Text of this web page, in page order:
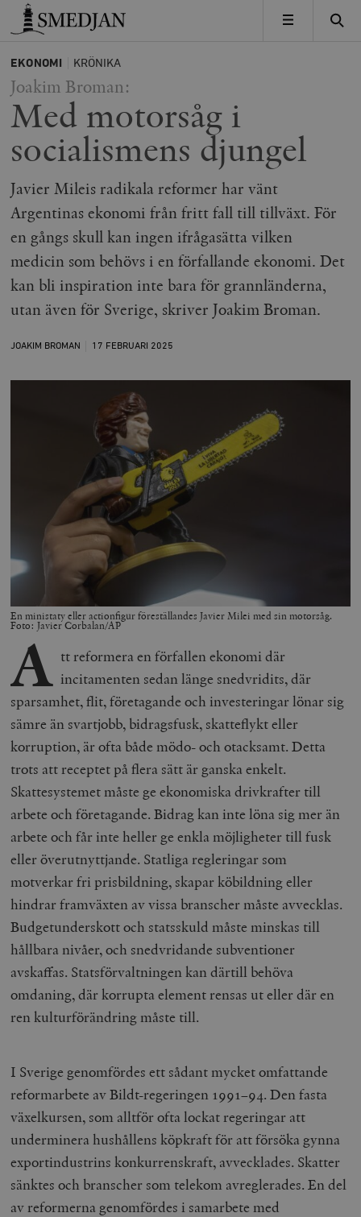
Timbro
MENY
EKONOMI KRÖNIKA
Joakim Broman:
Med motorsåg i
socialismens djungel
Javier Mileis radikala reformer har vänt
Argentinas ekonomi från fritt fall till tillväxt. För
en gångs skull kan ingen ifrågasätta vilken
medicin som behövs i en förfallande ekonomi. Det
kan bli inspiration inte bara för grannländerna,
utan även för Sverige, skriver Joakim Broman.
JOAKIM BROMAN 17 FEBRUARI 2025
En ministaty eller actionfigur föreställandes Javier Milei med sin motorsåg.
Foto: Javier Corbalan/AP
A tt reformera en förfallen ekonomi där
incitamenten sedan länge snedvridits, där
sparsamhet, flit, företagande och investeringar lönar sig
sämre än svartjobb, bidragsfusk, skatteflykt eller
korruption, är ofta både mödo- och otacksamt. Detta
trots att receptet på flera sätt är ganska enkelt.
Skattesystemet måste ge ekonomiska drivkrafter till
arbete och företagande. Bidrag kan inte löna sig mer än
arbete och får inte heller ge enkla möjligheter till fusk
eller överutnyttjande. Statliga regleringar som
motverkar fri prisbildning, skapar köbildning eller
hindrar framväxten av vissa branscher måste avvecklas.
Budgetunderskott och statsskuld måste minskas till
hållbara nivåer, och snedvridande subventioner
avskaffas. Statsförvaltningen kan därtill behöva
omdaning, där korrupta element rensas ut eller där en
ren kulturförändring måste till.
I Sverige genomfördes ett sådant mycket omfattande
reformarbete av Bildt-regeringen 1991–94. Den fasta
växelkursen, som alltför ofta lockat regeringar att
underminera hushållens köpkraft för att försöka gynna
exportindustrins konkurrenskraft, avvecklades. Skatter
sänktes och branscher som telekom avreglerades. En del
av reformerna genomfördes i samarbete med